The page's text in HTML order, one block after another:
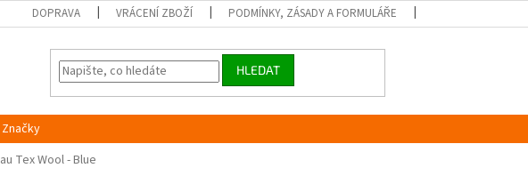
DOPRAVA VRÁCENÍ ZBOŽÍ PODMÍNKY, ZÁSADY A FORMULÁŘE
HLEDAT
Značky
Tex Wool - Blue